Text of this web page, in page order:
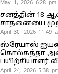
May 1, 2026 6:28 pm
சனத்தின் 18
சாதனையை
April 30, 2026 11:49
ஸ்ரேயாஸ்
கொல்கத்தா
பயிற்சியாளர்
April 24, 2026 5:38